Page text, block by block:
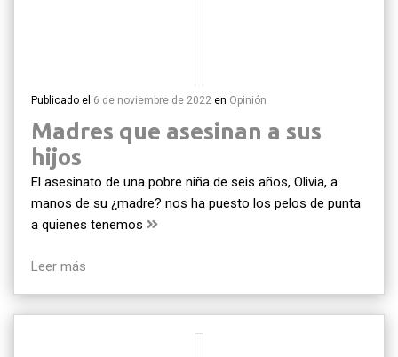
Publicado el 6 de noviembre de 2022 en Opinión
Madres que asesinan a sus
hijos
El asesinato de una pobre niña de seis años, Olivia, a
manos de su ¿madre? nos ha puesto los pelos de punta
a quienes tenemos
Leer más